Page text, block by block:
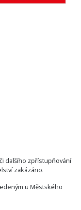
dalšího zpřístupňování
zakázáno.
u Městského